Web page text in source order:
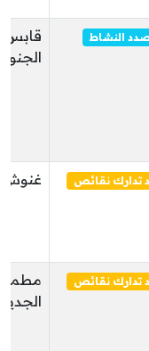
النشاط
قابس
تدارك نقائص غنوش
تدارك نقائص